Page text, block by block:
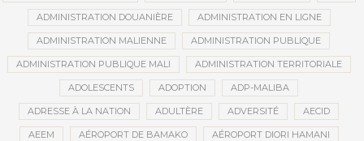
ADMINISTRATION DOUANIÈRE ADMINISTRATION EN LIGNE
ADMINISTRATION MALIENNE ADMINISTRATION PUBLIQUE
ADMINISTRATION PUBLIQUE MALI ADMINISTRATION TERRITORIALE
ADOLESCENTS ADOPTION ADP-MALIBA
ADRESSE À LA NATION ADULTÈRE ADVERSITÉ AECID
AEEM AÉROPORT DE BAMAKO AÉROPORT DIORI HAMANI